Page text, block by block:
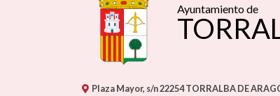
Ayuntamiento de
Plaza Mayor, s/n22254TORRALBA DE